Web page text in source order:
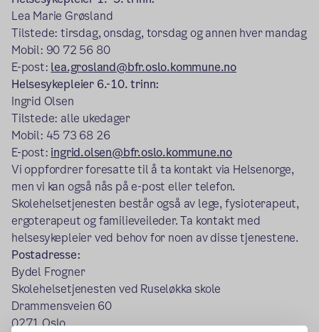
Lea Marie Grøsland
Tilstede: tirsdag, onsdag, torsdag og annen hver mandag
Mobil: 90 72 56 80
E-post: lea.grosland@bfr.oslo.kommune.no
Helsesykepleier 6.-10. trinn:
Ingrid Olsen
Tilstede: alle ukedager
Mobil: 45 73 68 26
E-post: ingrid.olsen@bfr.oslo.kommune.no
Vi oppfordrer foresatte til å ta kontakt via Helsenorge,
men vi kan også nås på e-post eller telefon.
Skolehelsetjenesten består også av lege, fysioterapeut,
ergoterapeut og familieveileder. Ta kontakt med
helsesykepleier ved behov for noen av disse tjenestene.
Postadresse:
Bydel Frogner
Skolehelsetjenesten ved Ruseløkka skole
Drammensveien 60
0271 Oslo